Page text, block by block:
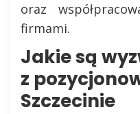
oraz
firmami.
Jakie są
z
Szczecinie